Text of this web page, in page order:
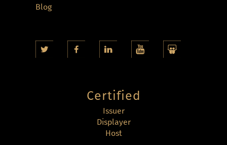
Blog
Certified
Issuer
Displayer
Host